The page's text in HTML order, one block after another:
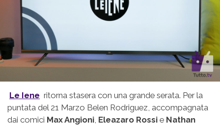
Le Iene ritorna stasera con una grande serata. Per la
puntata del 21 Marzo Belen Rodriguez, accompagnata
dai comici Max Angioni Eleazaro Rossi e Nathan